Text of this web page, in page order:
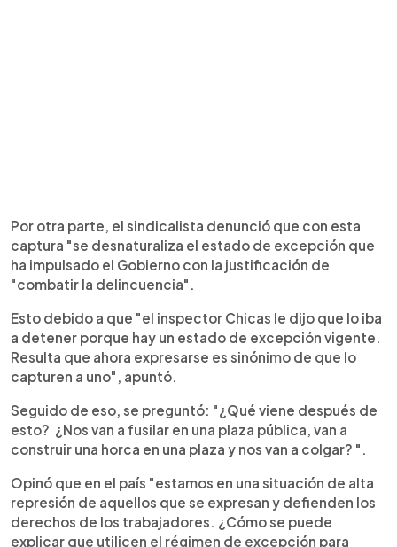
Por otra parte, el sindicalista denunció que con esta
captura "se desnaturaliza el estado de excepción que
ha impulsado el Gobierno con la justificación de
"combatir la delincuencia".
Esto debido a que "el inspector Chicas le dijo que lo iba
a detener porque hay un estado de excepción vigente.
Resulta que ahora expresarse es sinónimo de que lo
capturen a uno", apuntó.
Seguido de eso, se preguntó: "¿Qué viene después de
esto? ¿Nos van a fusilar en una plaza pública, van a
construir una horca en una plaza y nos van a colgar? ".
Opinó que en el país "estamos en una situación de alta
represión de aquellos que se expresan y defienden los
derechos de los trabajadores. ¿Cómo se puede
explicar que utilicen el régimen de excepción para